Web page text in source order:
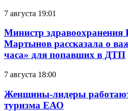
7 августа 19:01
Министр
Мартынов рассказала о
часа» для попавших в ДТП
7 августа 18:00
Женщины-лидеры
туризма ЕАО